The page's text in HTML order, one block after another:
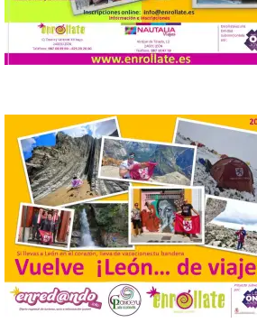
informaciones aparecidas en distintos
medios de comunicación sobre la posible
celebración del denominado Iberia
Eclipse Festival en […]
La Universidad de León
retoma las excavaciones
en La Peña del Castro para
profundizar en la vida
cotidiana de la Edad del
Hierro
6 Ago 2026
La novena campaña
arqueológica centrará sus
trabajos en el estudio de la
organización urbana y la